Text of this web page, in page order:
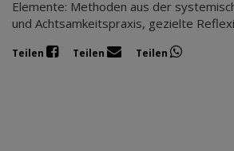
Elemente: Methoden aus der
und Achtsamkeitspraxis, gezielte
Teilen Teilen Teilen